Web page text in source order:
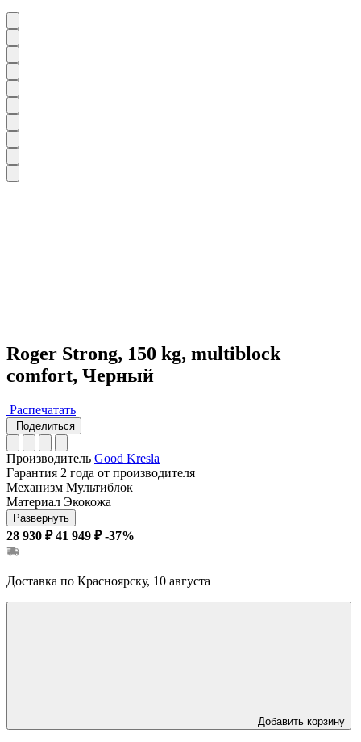
Roger Strong, 150 kg, multiblock
comfort, Черный
Распечатать
Поделиться
Производитель Good Kresla
Гарантия 2 года от производителя
Механизм Мультиблок
Материал Экокожа
Развернуть
28 930 ₽ 41 949 ₽ -37%
Доставка по Красноярску, 10 августа
Добавить корзину